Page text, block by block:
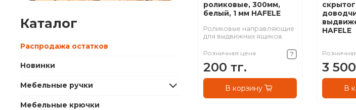
роликовые, 300мм,
белый, 1 мм HAFELE
Роликовые направляющие
для выдвижных ящиков.
Розничная цена
200 тг.
В корзину
HAFELE
3
В
Каталог
Распродажа остатков
Новинки
Мебельные ручки
Мебельные крючки